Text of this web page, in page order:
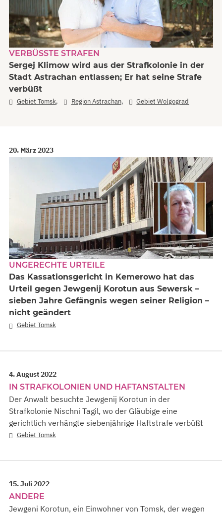
VERBÜSSTE STRAFEN
Sergej Klimow wird aus der Strafkolonie in der
Stadt Astrachan entlassen; Er hat seine Strafe
verbüßt
Gebiet Tomsk, Region Astrachan, Gebiet Wolgograd
20. März 2023
UNGERECHTE URTEILE
Das Kassationsgericht in Kemerowo hat das
Urteil gegen Jewgenij Korotun aus Sewersk –
sieben Jahre Gefängnis wegen seiner Religion –
nicht geändert
Gebiet Tomsk
4. August 2022
IN STRAFKOLONIEN UND HAFTANSTALTEN
Der Anwalt besuchte Jewgenij Korotun in der
Strafkolonie Nischni Tagil, wo der Gläubige eine
gerichtlich verhängte siebenjährige Haftstrafe verbüßt
Gebiet Tomsk
15. Juli 2022
ANDERE
Jewgeni Korotun, ein Einwohner von Tomsk, der wegen